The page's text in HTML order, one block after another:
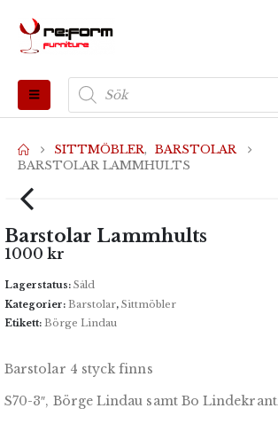
Produktsökning
SITTMÖBLER, BARSTOLAR
BARSTOLAR LAMMHULTS
Barstolar Lammhults
1000 kr
Lagerstatus: Såld
Kategorier: Barstolar, Sittmöbler
Etikett: Börge Lindau
Barstolar 4 styck finns
S70-3″, Börge Lindau samt Bo